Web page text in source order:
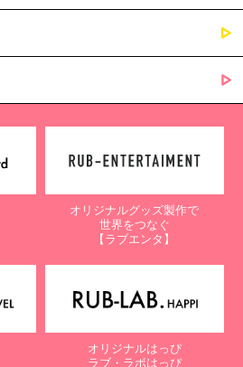
オリジナルグッズ製作で
世界をつなぐ
【ラブエンタ】
オリジナルはっぴ
ラブ・ラボはっぴ